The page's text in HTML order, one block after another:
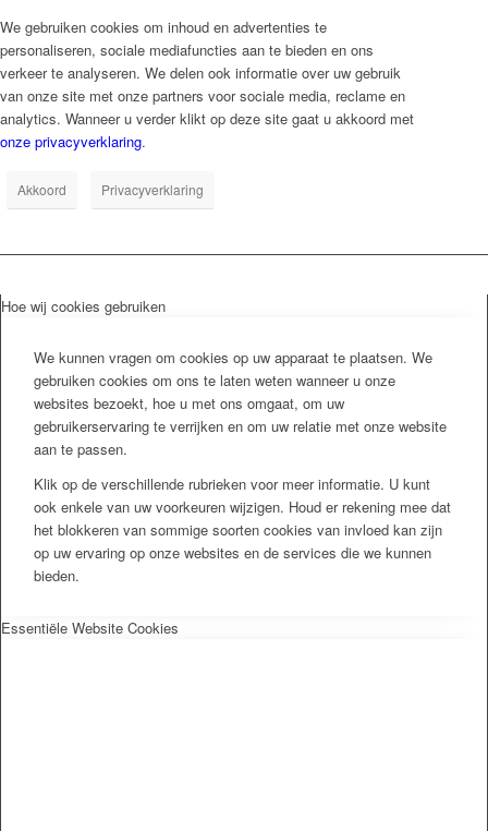
We gebruiken cookies om inhoud en advertenties te
personaliseren, sociale mediafuncties aan te bieden en ons
verkeer te analyseren. We delen ook informatie over uw gebruik
van onze site met onze partners voor sociale media, reclame en
analytics. Wanneer u verder klikt op deze site gaat u akkoord met
onze privacyverklaring.
Akkoord Privacyverklaring
Hoe wij cookies gebruiken
We kunnen vragen om cookies op uw apparaat te plaatsen. We
gebruiken cookies om ons te laten weten wanneer u onze
websites bezoekt, hoe u met ons omgaat, om uw
gebruikerservaring te verrijken en om uw relatie met onze website
aan te passen.
Klik op de verschillende rubrieken voor meer informatie. U kunt
ook enkele van uw voorkeuren wijzigen. Houd er rekening mee dat
het blokkeren van sommige soorten cookies van invloed kan zijn
op uw ervaring op onze websites en de services die we kunnen
bieden.
Essentiële Website Cookies